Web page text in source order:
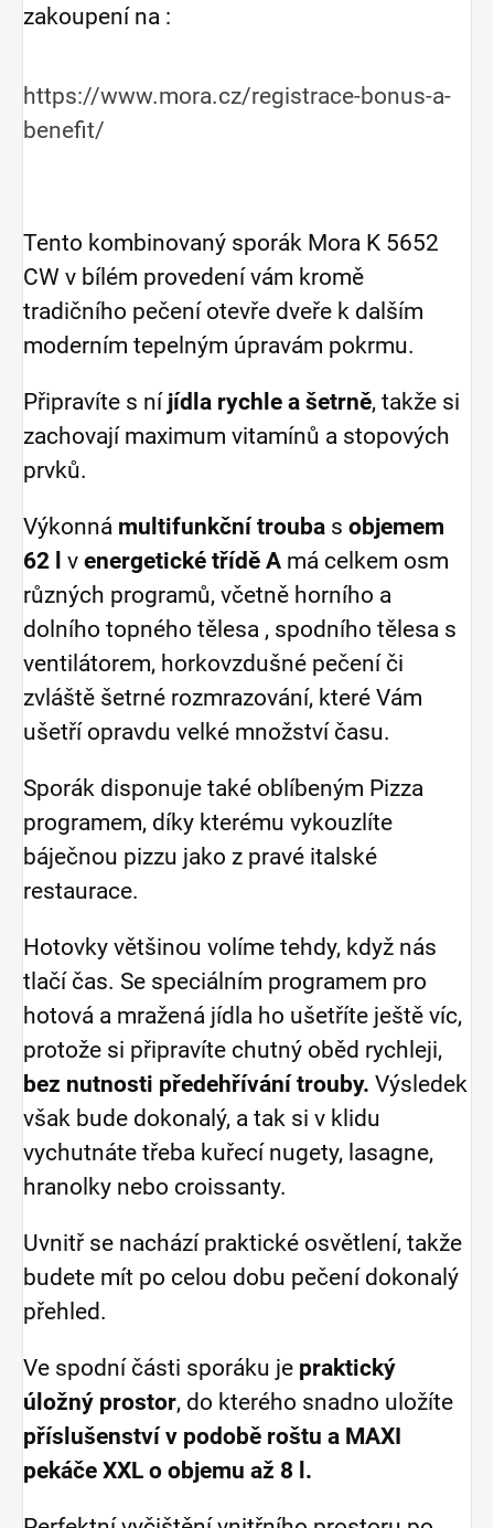
zakoupení na :
https://www.mora.cz/registrace-bonus-a-
benefit/
Tento kombinovaný sporák Mora K 5652
CW v bílém provedení vám kromě
tradičního pečení otevře dveře k dalším
moderním tepelným úpravám pokrmu.
Připravíte s ní jídla rychle a šetrně, takže si
zachovají maximum vitamínů a stopových
prvků.
Výkonná multifunkční trouba s objemem
62 l
v energetické třídě A má celkem osm
různých programů, včetně horního a
dolního topného tělesa , spodního tělesa s
ventilátorem, horkovzdušné pečení či
zvláště šetrné rozmrazování, které Vám
ušetří opravdu velké množství času.
Sporák disponuje také oblíbeným Pizza
programem, díky kterému vykouzlíte
báječnou pizzu jako z pravé italské
restaurace.
Hotovky většinou volíme tehdy, když nás
tlačí čas. Se speciálním programem pro
hotová a mražená jídla ho ušetříte ještě víc,
protože si připravíte chutný oběd rychleji,
bez nutnosti předehřívání trouby. Výsledek
však bude dokonalý, a tak si v klidu
vychutnáte třeba kuřecí nugety, lasagne,
hranolky nebo croissanty.
Uvnitř se nachází praktické osvětlení, takže
budete mít po celou dobu pečení dokonalý
přehled.
Ve spodní části sporáku je praktický
úložný prostor, do kterého snadno uložíte
příslušenství v podobě roštu a MAXI
pekáče XXL o objemu až 8 l.